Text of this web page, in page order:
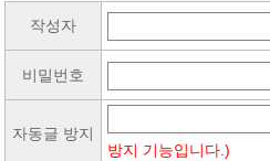
작성자
비밀번호
자동글 방지
방지 기능입니다.)